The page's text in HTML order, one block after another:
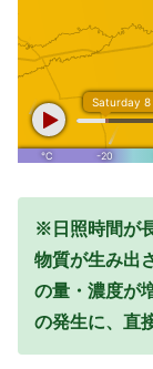
※日照時間が
物質が生み出
の量・濃度が
の発生に、直